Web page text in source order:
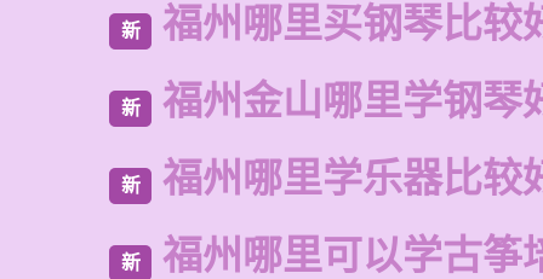
新 福州哪里买钢琴比较
新 福州金山哪里学钢琴
新 福州哪里学乐器比较
新 福州哪里可以学古筝